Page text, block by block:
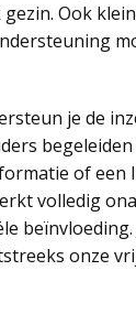
Ook
je de
of een
volledig
onze